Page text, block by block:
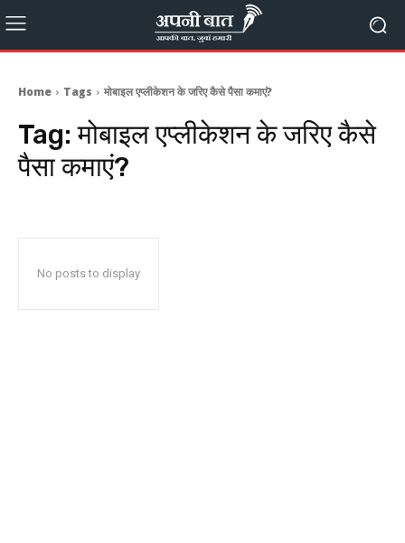
Home Tags मोबाइल एप्लीकेशन के जरिए कैसे पैसा कमाएं?
Tag:मोबाइल एप्लीकेशन के जरिए कैसे
पैसा कमाएं?
No posts to display